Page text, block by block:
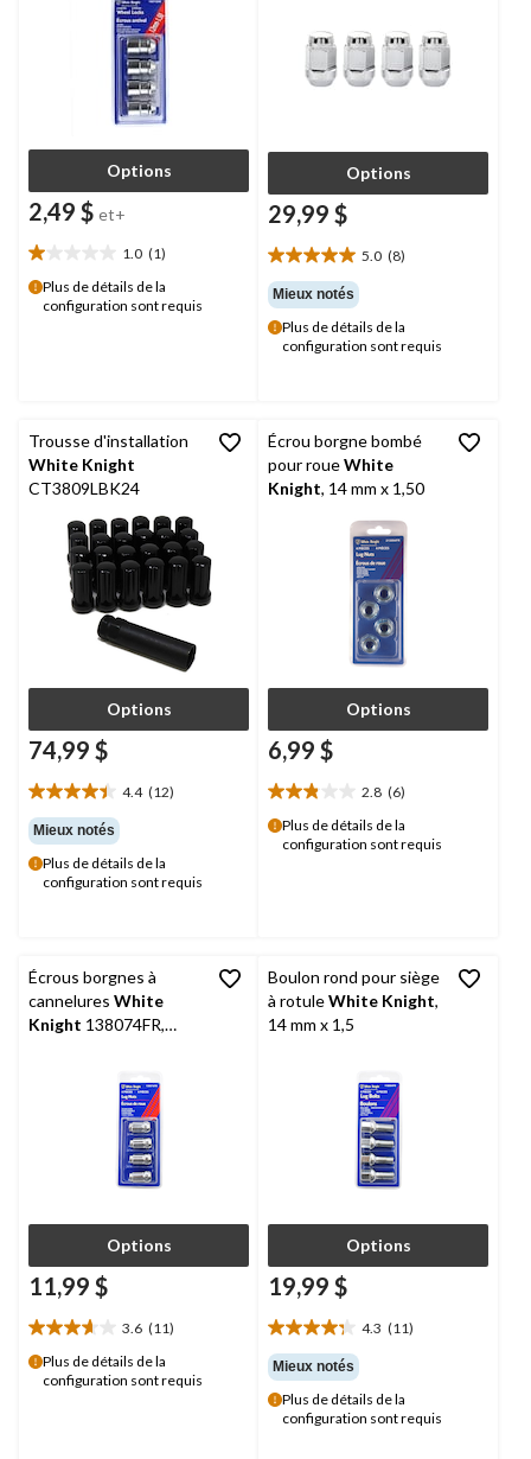
Options
2,49 $ et+
1.0 (1)
1.0
étoile(s)
sur
Plus de détails de la
configuration sont requis
Options
29,99 $
5.0 (8)
5.0
étoile(s)
sur
5.
Mieux notés
Plus de détails de la
configuration sont requis
Trousse d'installation
White Knight
CT3809LBK24
Options
74,99 $
4.4 (12)
4.4
étoile(s)
sur
5.
12
Mieux notés
Plus de détails de la
configuration sont requis
Écrou borgne bombé
pour roueWhite
Knight, 14 mm x 1,50
Options
6,99 $
2.8 (6)
2.8
étoile(s)
sur
Plus de détails de la
configuration sont requis
Écrous borgnes à
cannelures White
Knight 138074FR,
Options
11,99 $
3.6 (11)
3.6
étoile(s)
sur
Plus de détails de la
configuration sont requis
Boulon rond pour siège
à rotuleWhite Knight,
14 mm x 1,5
Options
19,99 $
4.3 (11)
4.3
étoile(s)
sur
5.
11
Mieux notés
Plus de détails de la
configuration sont requis